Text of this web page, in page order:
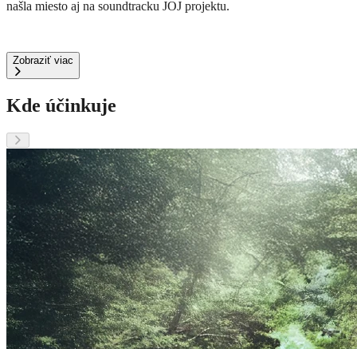
našla miesto aj na soundtracku JOJ projektu.
Zobraziť viac
Kde účinkuje